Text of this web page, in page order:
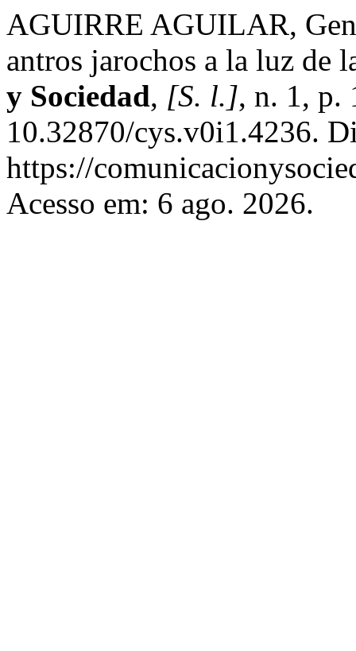
AGUIRRE AGUILAR,
antros jarochos a la luz de
y Sociedad, [S. l.], n. 1, p.
10.32870/cys.v0i1.4236.
https://
Acesso em: 6 ago. 2026.